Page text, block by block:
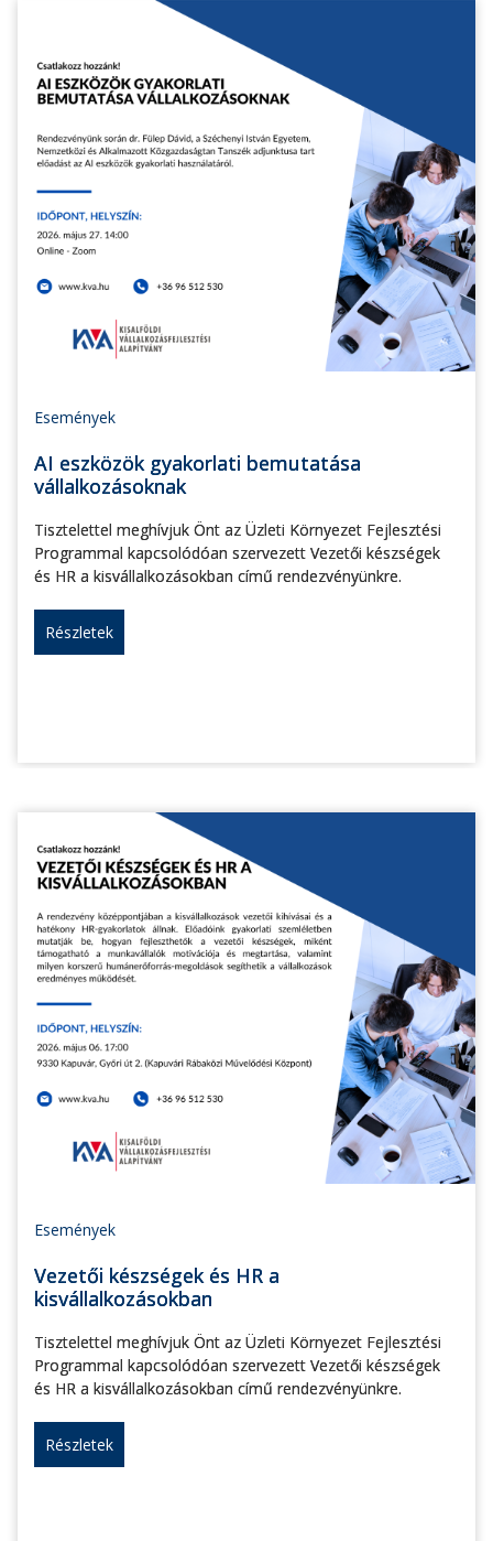
Események
AI eszközök gyakorlati bemutatása
vállalkozásoknak
Tisztelettel meghívjuk Önt az Üzleti Környezet Fejlesztési
Programmal kapcsolódóan szervezett Vezetői készségek
és HR a kisvállalkozásokban című rendezvényünkre.
Részletek
Események
Vezetői készségek és HR a
kisvállalkozásokban
Tisztelettel meghívjuk Önt az Üzleti Környezet Fejlesztési
Programmal kapcsolódóan szervezett Vezetői készségek
és HR a kisvállalkozásokban című rendezvényünkre.
Részletek